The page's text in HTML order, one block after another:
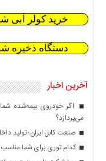
خرید کولر آبی
دستگاه ذخیره
آخرین اخبار
اگر خودروی بیمه‌شده
می‌پردازد؟
صنعت کابل ایران؛ تولید
کدام توری برای شما